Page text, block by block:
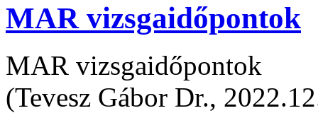
MAR vizsgaidőpontok
MAR vizsgaidőpontok
(Tevesz Gábor Dr.,